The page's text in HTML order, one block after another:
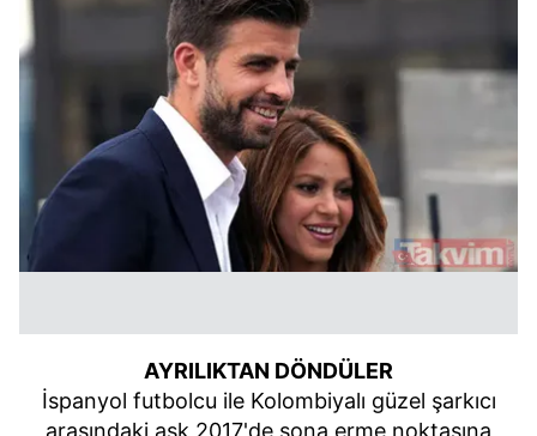
AYRILIKTAN DÖNDÜLER
İspanyol futbolcu ile Kolombiyalı güzel şarkıcı
arasındaki aşk 2017'de sona erme noktasına